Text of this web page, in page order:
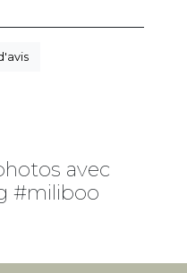
avec
#miliboo